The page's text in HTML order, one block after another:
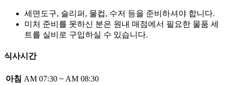
세면도구, 슬리퍼, 물컵, 수저 등을 준비하셔야 합니다.
미처 준비를 못하신 분은 원내 매점에서 필요한 물품 세
트를 실비로 구입하실 수 있습니다.
식사시간
아침 AM 07:30 ~ AM 08:30